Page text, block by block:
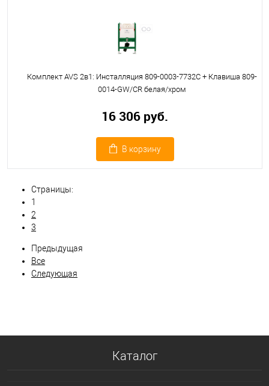
Комплект AVS 2в1: Инсталляция 809-0003-7732C + Клавиша 809-
0014-GW/CR белая/хром
16 306 руб.
В корзину
Страницы:
1
2
3
Предыдущая
Все
Следующая
Каталог